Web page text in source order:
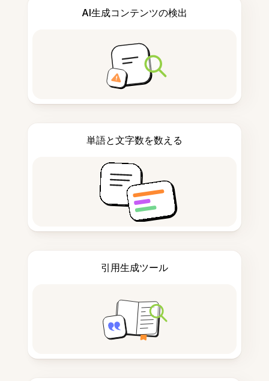
AI生成コンテンツの検出
単語と文字数を数える
引用生成ツール